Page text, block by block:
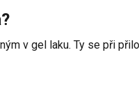
v gel laku. Ty se při